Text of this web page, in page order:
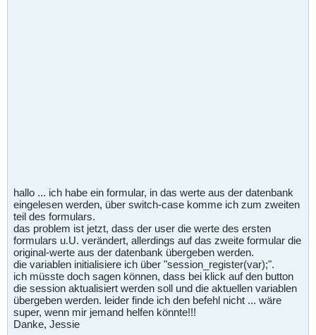
hallo ... ich habe ein formular, in das werte aus der datenbank
eingelesen werden, über switch-case komme ich zum zweiten
teil des formulars.
das problem ist jetzt, dass der user die werte des ersten
formulars u.U. verändert, allerdings auf das zweite formular die
original-werte aus der datenbank übergeben werden.
die variablen initialisiere ich über "session_register(var);".
ich müsste doch sagen können, dass bei klick auf den button
die session aktualisiert werden soll und die aktuellen variablen
übergeben werden. leider finde ich den befehl nicht ... wäre
super, wenn mir jemand helfen könnte!!!
Danke, Jessie